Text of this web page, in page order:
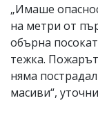
„Имаше
на метри от
обърна
тежка.
няма
масиви“,